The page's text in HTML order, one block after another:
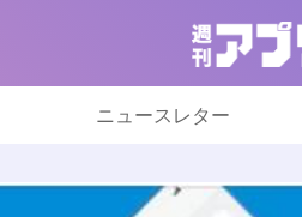
ニュースレター